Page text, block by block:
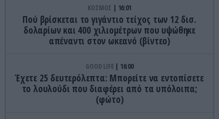
ΚΟΣΜΟΣ 16:01
Πού βρίσκεται το γιγάντιο τείχος των 12 δισ.
δολαρίων και 400 χιλιομέτρων που υψώθηκε
απέναντι στον ωκεανό (βίντεο)
GOOD LIFE 16:00
Έχετε 25 δευτερόλεπτα: Μπορείτε να εντοπίσετε
το λουλούδι που διαφέρει από τα υπόλοιπα;
(φώτο)